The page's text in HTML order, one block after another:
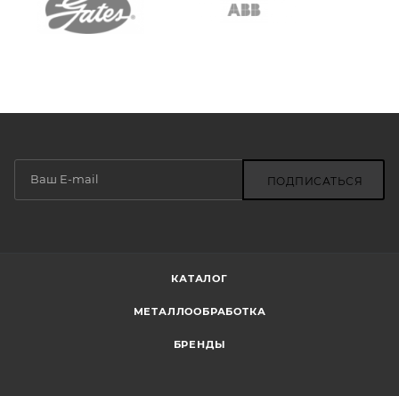
ПОДПИСАТЬСЯ
КАТАЛОГ
МЕТАЛЛООБРАБОТКА
БРЕНДЫ